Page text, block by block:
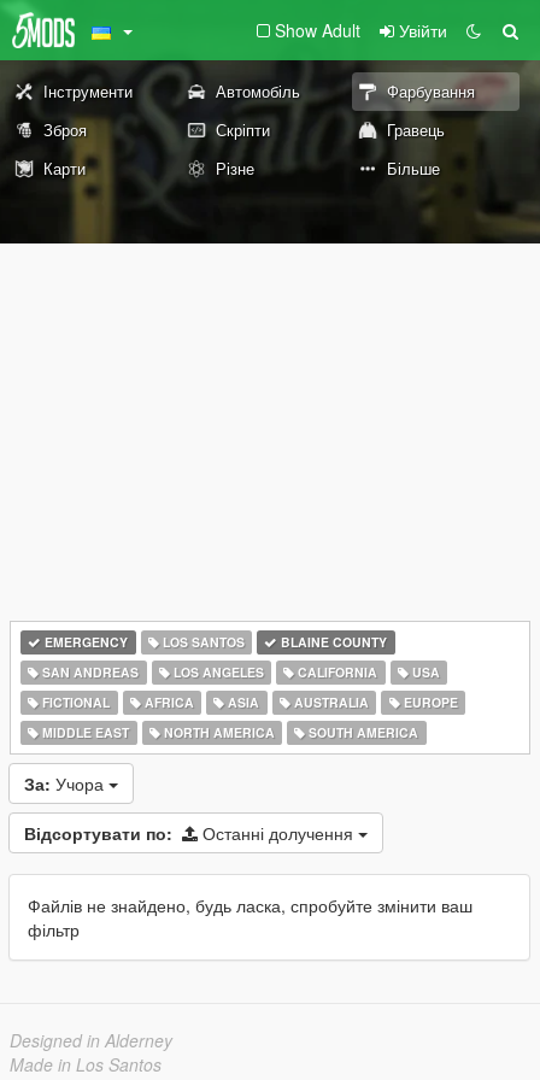
Show Adult Увійти
Інструменти Автомобіль
Фарбування
Зброя
Скріпти
Гравець
Карти
Різне Більше
EMERGENCY LOS SANTOS
BLAINE COUNTY
SAN ANDREAS
LOS ANGELES CALIFORNIA
USA
FICTIONAL
AFRICA ASIA AUSTRALIA
EUROPE
MIDDLE EAST
NORTH AMERICA SOUTH AMERICA
За: Учора
Відсортувати по: Останні долучення
Файлів не знайдено, будь ласка, спробуйте змінити ваш
фільтр
Designed in Alderney
Made in Los Santos